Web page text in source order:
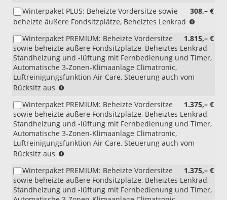
mit
308,– €
Winterpaket PLUS: Beheizte Vordersitze sowie
beheizte äußere Fondsitzplätze, Beheiztes Lenkrad
mit
eHybrid)
(nur
oder
Komfort)
1.815,– €
Winterpaket PREMIUM: Beheizte Vordersitze
sowie beheizte äußere Fondsitzplätze, Beheiztes Lenkrad,
Standheizung und -lüftung mit Fernbedienung und Timer,
Automatische 3-Zonen-Klimaanlage Climatronic,
Luftreinigungsfunktion Air Care, Steuerung auch vom
Rücksitz aus
mit
eHybrid)
1.375,– €
Winterpaket PREMIUM: Beheizte Vordersitze
sowie beheizte äußere Fondsitzplätze, Beheiztes Lenkrad,
Standheizung und -lüftung mit Fernbedienung und Timer,
Automatische 3-Zonen-Klimaanlage Climatronic,
Luftreinigungsfunktion Air Care, Steuerung auch vom
Rücksitz aus
mit
eHybrid)
(nur
1.375,– €
Winterpaket PREMIUM: Beheizte Vordersitze
sowie beheizte äußere Fondsitzplätze, Beheiztes Lenkrad,
Standheizung und -lüftung mit Fernbedienung und Timer,